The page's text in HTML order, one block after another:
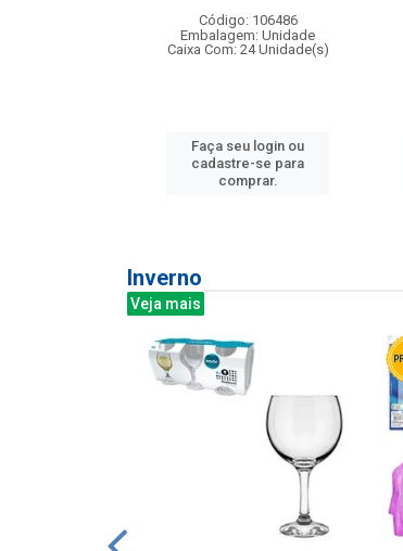
Código: 106486
Embalagem: Unidade
Caixa Com: 24 Unidade(s)
Faça seu login ou
cadastre-se para
comprar.
Inverno
Veja mais